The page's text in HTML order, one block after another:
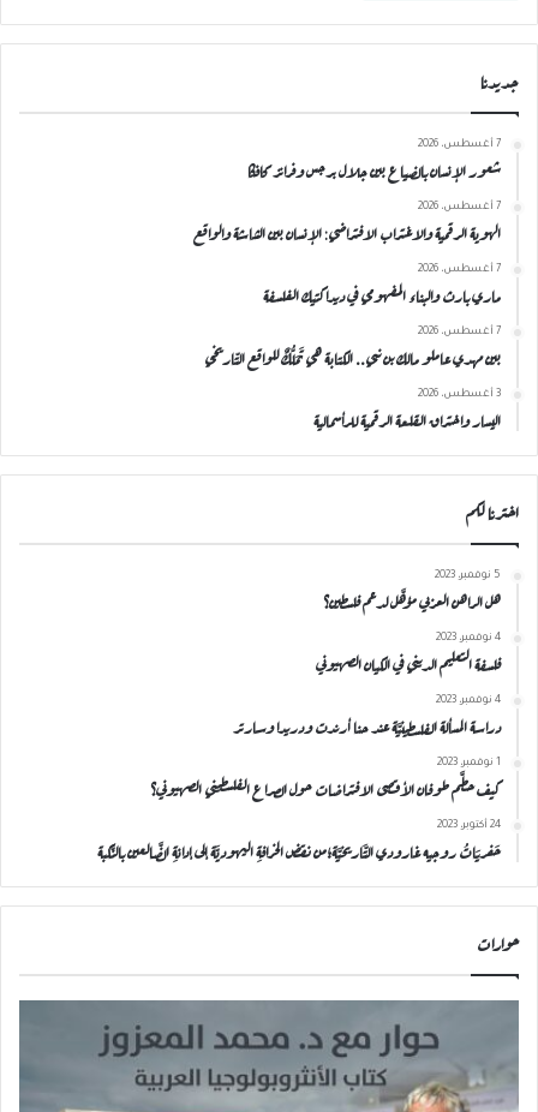
جديدنا
7 أغسطس، 2026
شعور الإنسان بالضياع بين جلال برجس وفرانز كافكا
7 أغسطس، 2026
الهوية الرقمية والاغتراب الافتراضي: الإنسان بين الشاشة والواقع
7 أغسطس، 2026
ماري بارث والبناء المفهومي في ديداكتيك الفلسفة
7 أغسطس، 2026
بين مهدي عاملو مالك بن نبي.. الكتابة هي تَمَلُّكٌ للواقع التّاريخي
3 أغسطس، 2026
اليسار واختراق القلعة الرقمية للرأسمالية
اخترنا لكم
5 نوفمبر، 2023
هل الراهن العربي مؤهَّل لدعم فلسطين؟
4 نوفمبر، 2023
فلسفة التعليم الديني في الكيان الصهيوني
4 نوفمبر، 2023
دراسة المسألة الفلسطينيَّة عند حنا أرندت ودريدا وسارتر
1 نوفمبر، 2023
كيف حطَّم طوفان الأقصى الافتراضات حول الصراع الفلسطيني الصهيوني؟
24 أكتوبر، 2023
حَفريَاتُ روجيه غارودي التَّاريخيَّة؛من نقضِ الخرافةِ اليهوديَّة إلى إدانةِ الضَّالعين بالنَّكبة
حوارات